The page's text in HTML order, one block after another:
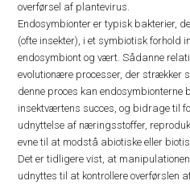
overførsel af plantevirus.
Endosymbionter er typisk bakterier,
(ofte insekter), i et symbiotisk forhold
endosymbiont og vært. Sådanne
evolutionære processer, der strækker
denne proces kan endosymbionterne
insektværtens succes, og bidrage til
udnyttelse af næringsstoffer,
evne til at modstå abiotiske eller
Det er tidligere vist, at
udnyttes til at kontrollere overførslen